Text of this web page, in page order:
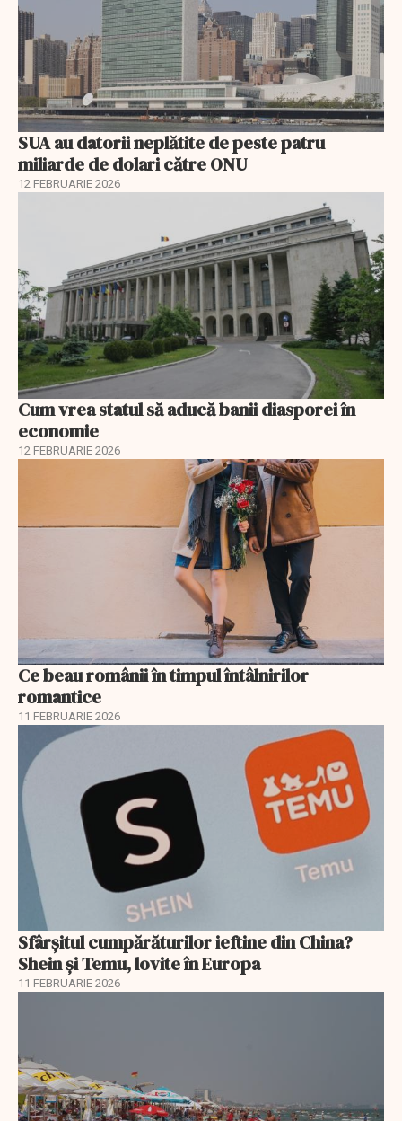
SUA au datorii neplătite de peste patru
miliarde de dolari către ONU
12 FEBRUARIE 2026
Cum vrea statul să aducă banii diasporei în
economie
12 FEBRUARIE 2026
Ce beau românii în timpul întâlnirilor
romantice
11 FEBRUARIE 2026
Sfârșitul cumpărăturilor ieftine din China?
Shein și Temu, lovite în Europa
11 FEBRUARIE 2026